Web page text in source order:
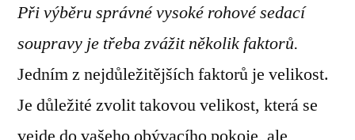
Při výběru správné vysoké rohové sedací
soupravy je třeba zvážit několik faktorů.
Jedním z nejdůležitějších faktorů je velikost.
Je důležité zvolit takovou velikost, která se